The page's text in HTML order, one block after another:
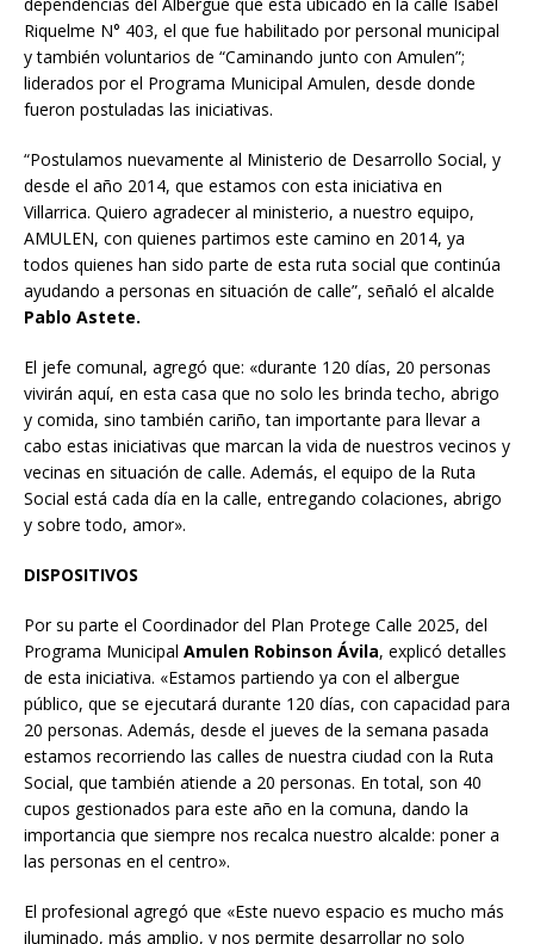
Riquelme N° 403, el que fue habilitado por personal municipal
y también voluntarios de “Caminando junto con Amulen”;
liderados por el Programa Municipal Amulen, desde donde
fueron postuladas las iniciativas.
“Postulamos nuevamente al Ministerio de Desarrollo Social, y
desde el año 2014, que estamos con esta iniciativa en
Villarrica. Quiero agradecer al ministerio, a nuestro equipo,
AMULEN, con quienes partimos este camino en 2014, ya
todos quienes han sido parte de esta ruta social que continúa
ayudando a personas en situación de calle”, señaló el alcalde
Pablo Astete.
El jefe comunal, agregó que: «durante 120 días, 20 personas
vivirán aquí, en esta casa que no solo les brinda techo, abrigo
y comida, sino también cariño, tan importante para llevar a
cabo estas iniciativas que marcan la vida de nuestros vecinos y
vecinas en situación de calle. Además, el equipo de la Ruta
Social está cada día en la calle, entregando colaciones, abrigo
y sobre todo, amor».
DISPOSITIVOS
Por su parte el Coordinador del Plan Protege Calle 2025, del
Programa Municipal Amulen Robinson Ávila, explicó detalles
de esta iniciativa. «Estamos partiendo ya con el albergue
público, que se ejecutará durante 120 días, con capacidad para
20 personas. Además, desde el jueves de la semana pasada
estamos recorriendo las calles de nuestra ciudad con la Ruta
Social, que también atiende a 20 personas. En total, son 40
cupos gestionados para este año en la comuna, dando la
importancia que siempre nos recalca nuestro alcalde: poner a
las personas en el centro».
El profesional agregó que «Este nuevo espacio es mucho más
iluminado, más amplio, y nos permite desarrollar no solo